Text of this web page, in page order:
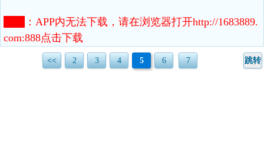
： APP内无法下载，请在浏览器打开http://1683889.
com:888点击下载
<< 2 3 4 5 6 7 跳转